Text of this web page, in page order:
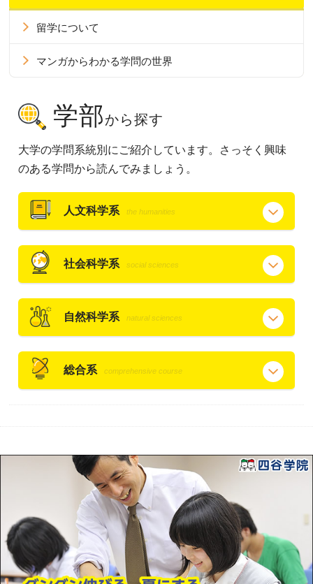
留学について
マンガからわかる学問の世界
学部から探す
大学の学問系統別にご紹介しています。さっそく興味
のある学問から読んでみましょう。
人文科学系 the humanities
社会科学系 social sciences
自然科学系 natural sciences
総合系 comprehensive course